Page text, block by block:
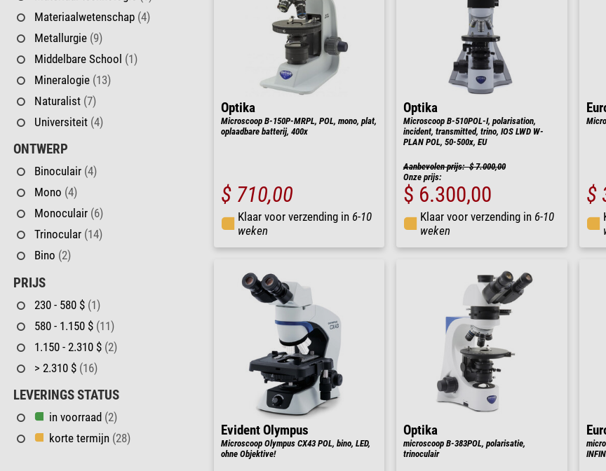
Materiaalwetenschap (4)
Metallurgie (9)
Middelbare School (1)
Mineralogie (13)
Naturalist (7)
Universiteit (4)
ONTWERP
Binoculair (4)
Mono (4)
Monoculair (6)
Trinocular (14)
Bino (2)
PRIJS
230 - 580 $ (1)
580 - 1.150 $ (11)
1.150 - 2.310 $ (2)
> 2.310 $ (16)
LEVERINGS STATUS
in voorraad (2)
korte termijn (28)
Optika
Microscoop B-150P-MRPL, POL, mono, plat,
oplaadbare batterij, 400x
$ 710,00
Klaar voor verzending in 6-10
weken
Optika
Microscoop B-510POL-I, polarisation,
incident, transmitted, trino, IOS LWD W-
PLAN POL, 50-500x, EU
Aanbevolen prijs: $ 7.000,00
Onze prijs:
$ 6.300,00
Klaar voor verzending in 6-10
weken
$
Evident Olympus
Microscoop Olympus CX43 POL, bino, LED,
ohne Objektive!
Optika
microscoop B-383POL, polarisatie,
trinoculair